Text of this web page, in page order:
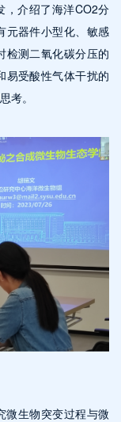
，介绍了海洋CO2分
元器件小型化、敏感
检测二氧化碳分压的
易受酸性气体干扰的
考。
微生物突变过程与微